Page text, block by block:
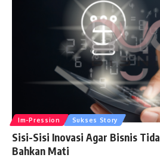
Im-Pression Sukses Story
Sisi-Sisi Inovasi Agar Bisnis
Bahkan Mati